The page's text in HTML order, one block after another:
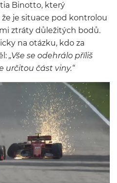
Binotto, který
je situace pod kontrolou
ztráty důležitých bodů.
na otázku, kdo za
„Vše se odehrálo příliš
určitou část viny.“